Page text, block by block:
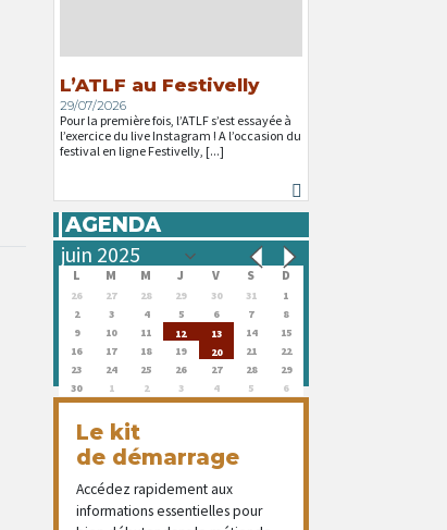
L’ATLF au Festivelly
29/07/2026
Pour la première fois, l’ATLF s’est essayée à
l’exercice du live Instagram ! A l’occasion du
festival en ligne Festivelly, [...]
AGENDA
L M M J V S D
26 27 28 29 30 31
1
2
3 4 5 6 7
8
9
10 11 12 13 14
15
16
17 18 19 20 21
22
23
24 25 26 27 28
29
30
1 2 3 4 5 6
Le kit
de démarrage
Accédez rapidement aux
informations essentielles pour